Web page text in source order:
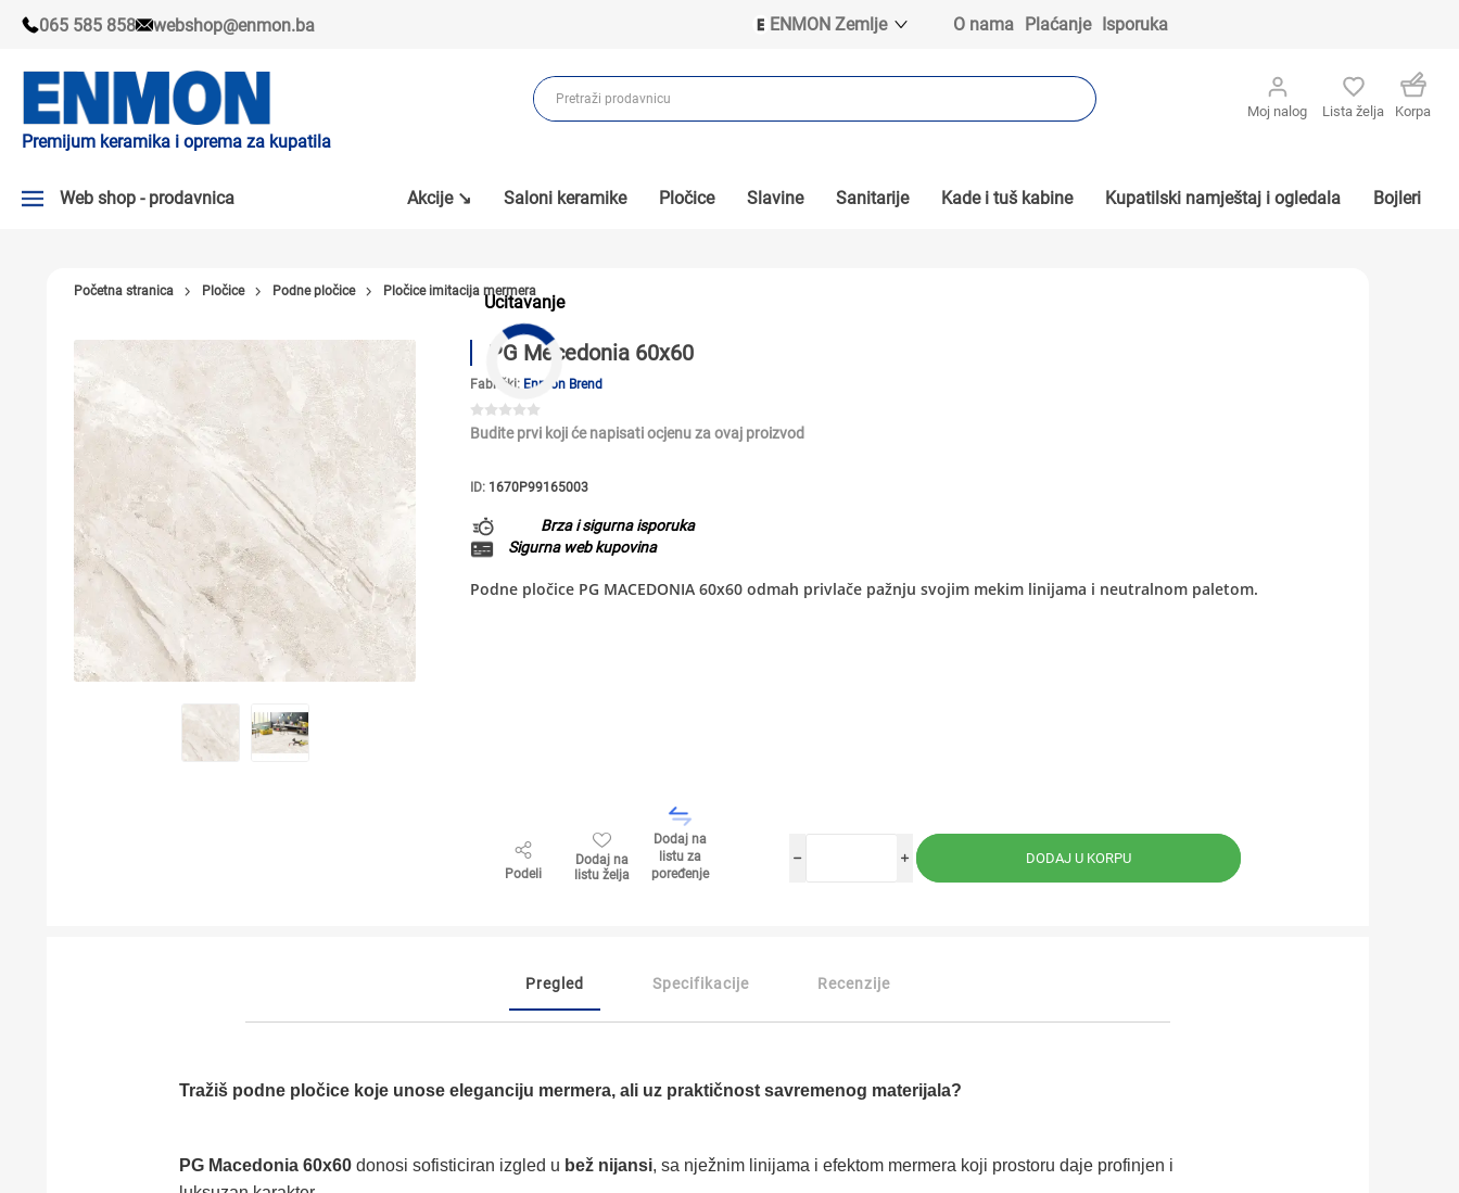
065 585 858 webshop@enmon.ba
ENMON Zemlje
ENMON BIH
ENMON MKD
O nama Plaćanje Isporuka
Premijum keramika i oprema za kupatila
Moj nalog Lista želja Korpa
Web shop - prodavnica
SLAVINE
KADE I TUŠ KABINE
SANITARIJE
KUPATILSKI NAMJEŠTAJ I OGLEDALA
BOJLERI
LAJSNE ZA PLOČICE
Akcije ↘ Saloni keramike Pločice Slavine Sanitarije Kade i tuš kabine Kupatilski namještaj i ogledala Bojleri
Ucitavanje
Početna stranica Pločice Podne pločice Pločice imitacija mermera
PG Mecedonia 60x60
Fabrički: Enmon Brend
Budite prvi koji će napisati ocjenu za ovaj proizvod
ID: 1670P99165003
Brza i sigurna isporuka
Sigurna web kupovina
Podne pločice PG MACEDONIA 60x60 odmah privlače pažnju svojim mekim linijama i neutralnom paletom.
Podeli
Dodaj na
listu želja
Dodaj na
listu za
poređenje
i
h
Pregled Specifikacije Recenzije
Tražiš podne pločice koje unose eleganciju mermera, ali uz praktičnost savremenog materijala?
PG Macedonia 60x60donosi sofisticiran izgled u bež nijansi, sa nježnim linijama i efektom mermera koji prostoru daje profinjen i